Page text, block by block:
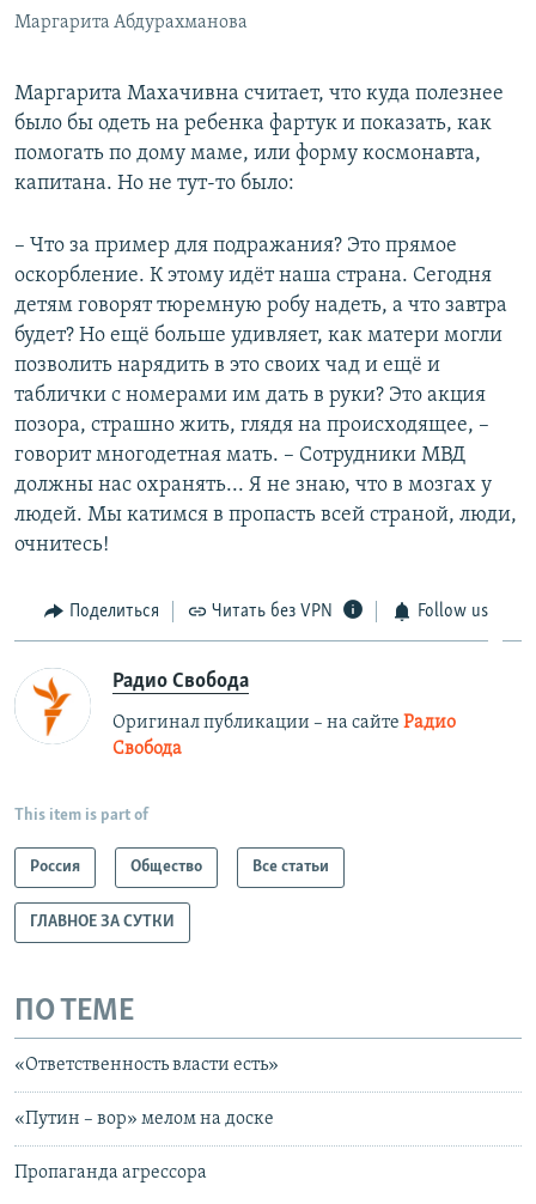
Маргарита Абдурахманова
Маргарита Махачивна считает, что куда полезнее
было бы одеть на ребенка фартук и показать, как
помогать по дому маме, или форму космонавта,
капитана. Но не тут-то было:
– Что за пример для подражания? Это прямое
оскорбление. К этому идёт наша страна. Сегодня
детям говорят тюремную робу надеть, а что завтра
будет? Но ещё больше удивляет, как матери могли
позволить нарядить в это своих чад и ещё и
таблички с номерами им дать в руки? Это акция
позора, страшно жить, глядя на происходящее, –
говорит многодетная мать. – Сотрудники МВД
должны нас охранять... Я не знаю, что в мозгах у
людей. Мы катимся в пропасть всей страной, люди,
очнитесь!
Поделиться Читать без VPN Follow us
Радио Свобода
Оригинал публикации – на сайте Радио
Свобода
This item is part of
Россия Общество Все статьи
ГЛАВНОЕ ЗА СУТКИ
ПО ТЕМЕ
«Ответственность власти есть»
«Путин – вор» мелом на доске
Пропаганда агрессора